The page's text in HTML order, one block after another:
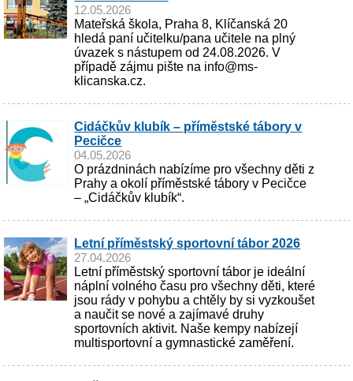
12.05.2026
Mateřská škola, Praha 8, Klíčanská 20
hledá paní učitelku/pana učitele na plný
úvazek s nástupem od 24.08.2026. V
případě zájmu pište na info@ms-
klicanska.cz.
Cidáčkův klubík – příměstské tábory v
Pecičce
04.05.2026
O prázdninách nabízíme pro všechny děti z
Prahy a okolí příměstské tábory v Pecičce
– „Cidáčkův klubík“.
Letní příměstský sportovní tábor 2026
27.04.2026
Letní příměstský sportovní tábor je ideální
náplní volného času pro všechny děti, které
jsou rády v pohybu a chtěly by si vyzkoušet
a naučit se nové a zajímavé druhy
sportovních aktivit. Naše kempy nabízejí
multisportovní a gymnastické zaměření.